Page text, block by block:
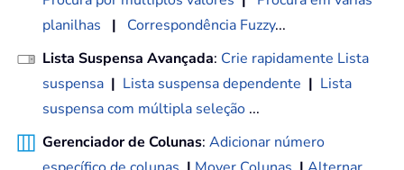
planilhas
| Correspondência Fuzzy...
Lista Suspensa Avançada: Crie rapidamente Lista
suspensa | Lista suspensa dependente | Lista
suspensa com múltipla seleção ...
Gerenciador de Colunas: Adicionar número